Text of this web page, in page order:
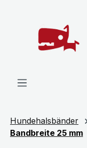
Hundehalsbänder
Bandbreite 25 mm